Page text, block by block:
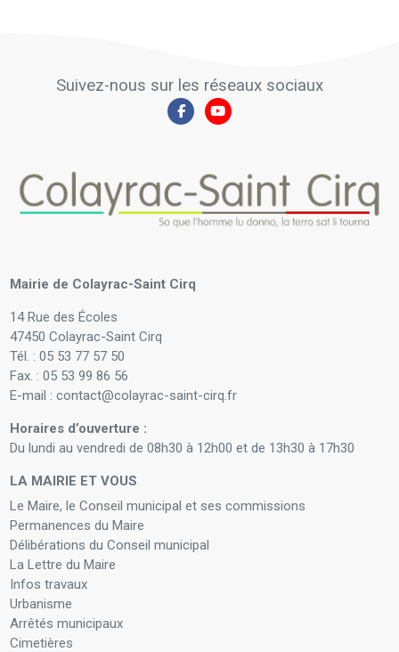
Suivez-nous sur les réseaux sociaux
Mairie de Colayrac-Saint Cirq
14 Rue des Écoles
47450 Colayrac-Saint Cirq
Tél. : 05 53 77 57 50
Fax. : 05 53 99 86 56
E-mail : contact@colayrac-saint-cirq.fr
Horaires d’ouverture :
Du lundi au vendredi de 08h30 à 12h00 et de 13h30 à 17h30
LA MAIRIE ET VOUS
Le Maire, le Conseil municipal et ses commissions
Permanences du Maire
Délibérations du Conseil municipal
La Lettre du Maire
Infos travaux
Urbanisme
Arrêtés municipaux
Cimetières